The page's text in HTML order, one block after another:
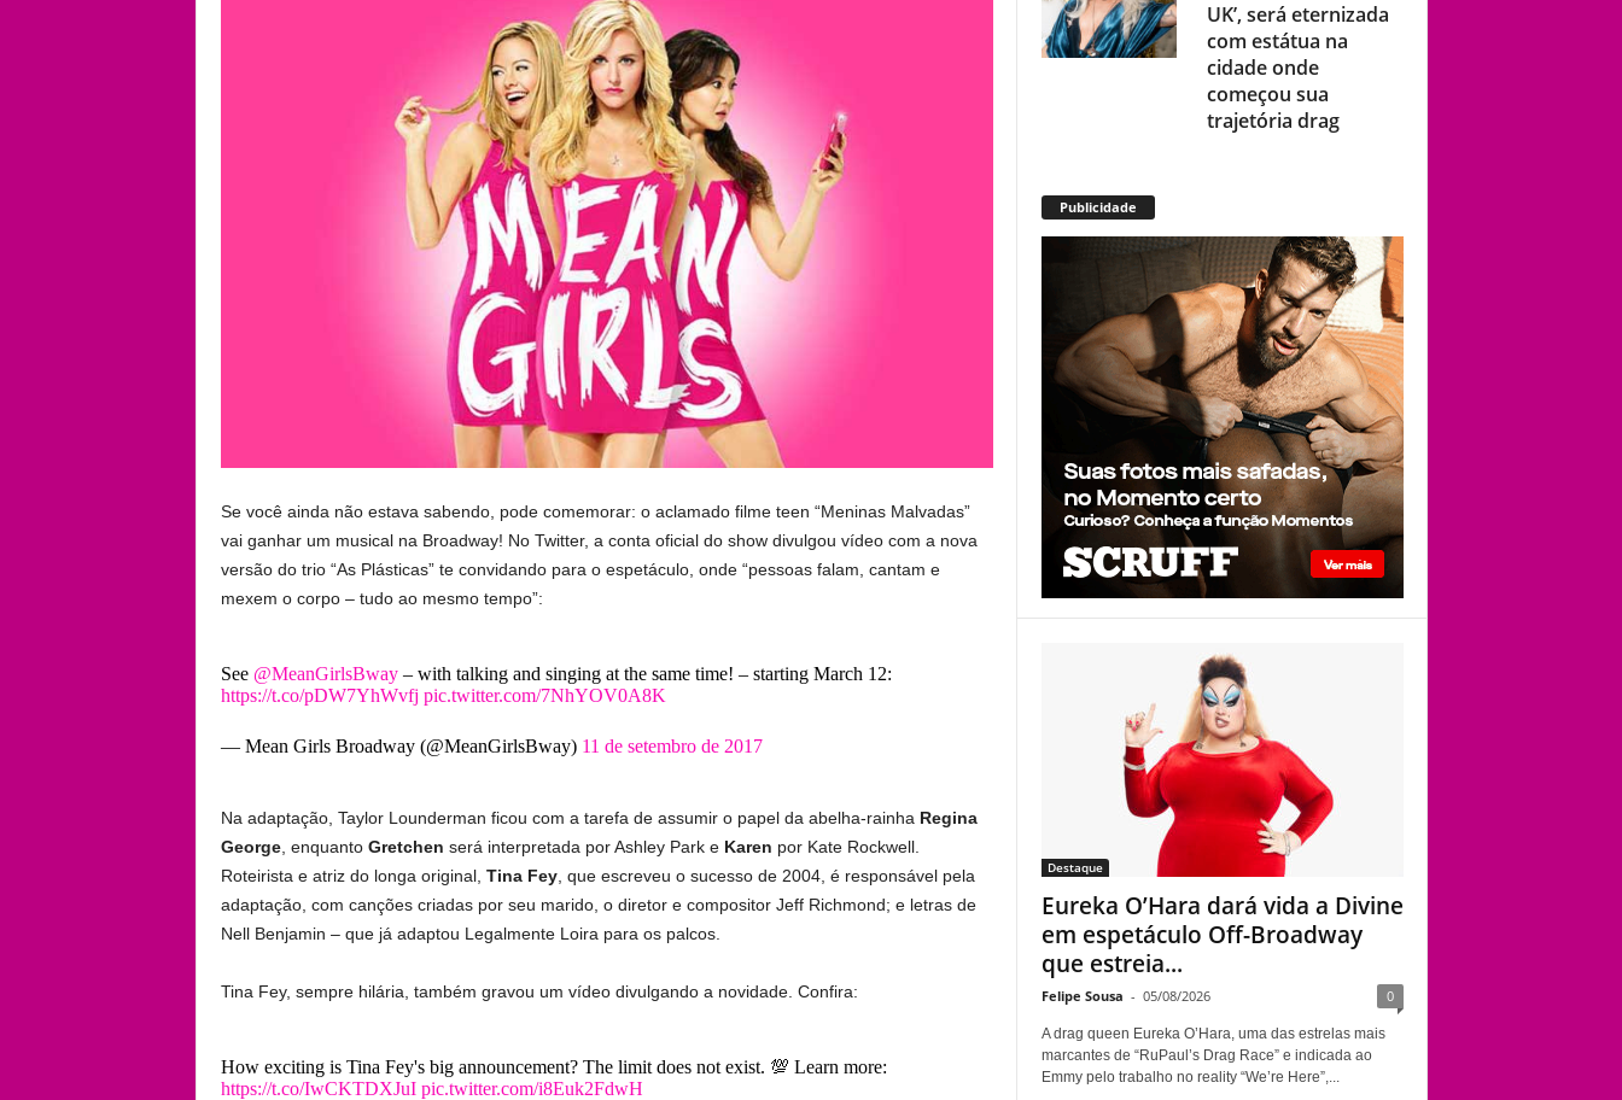
Se você ainda não estava sabendo, pode comemorar: o aclamado filme teen “Meninas Malvadas”
vai ganhar um musical na Broadway! No Twitter, a conta oficial do show divulgou vídeo com a nova
versão do trio “As Plásticas” te convidando para o espetáculo, onde “pessoas falam, cantam e
mexem o corpo – tudo ao mesmo tempo”:
See @MeanGirlsBway​ – with talking and singing at the same time! – starting March 12:
https://t.co/pDW7YhWvfj pic.twitter.com/7NhYOV0A8K
— Mean Girls Broadway (@MeanGirlsBway) 11 de setembro de 2017
Na adaptação, Taylor Lounderman ficou com a tarefa de assumir o papel da abelha-rainha Regina
George, enquanto Gretchen será interpretada por Ashley Park e Karen por Kate Rockwell.
Roteirista e atriz do longa original, Tina Fey, que escreveu o sucesso de 2004, é responsável pela
adaptação, com canções criadas por seu marido, o diretor e compositor Jeff Richmond; e letras de
Nell Benjamin – que já adaptou Legalmente Loira para os palcos.
Tina Fey, sempre hilária, também gravou um vídeo divulgando a novidade. Confira:
How exciting is Tina Fey's big announcement? The limit does not exist. 💯 Learn more:
https://t.co/IwCKTDXJuI pic.twitter.com/i8Euk2FdwH
UK’, será eternizada
com estátua na
cidade onde
começou sua
trajetória drag
espanhol viram
assunto na web por
fotos “românticas”
em iate
Presença de
Shangela faz estrelas
de RuPaul’s Drag
Race abandonarem
festa de aniversário
de Kennedy
Davenport
vida a Divine em
espetáculo Off-
Broadway que
estreia em Nova
York sobre a
trajetória da lendária
drag queen
Publicidade
Destaque
Eureka O’Hara dará vida a Divine
em espetáculo Off-Broadway
que estreia...
Felipe Sousa - 05/08/2026 0
A drag queen Eureka O’Hara, uma das estrelas mais
marcantes de “RuPaul’s Drag Race” e indicada ao
Emmy pelo trabalho no reality “We’re Here”,...